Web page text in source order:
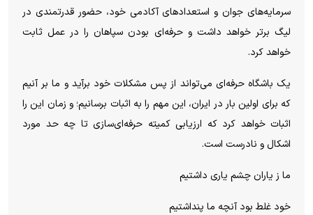
سرمایه‌های جوان و استعداد‌های آکادمی خود، حضور قدرتمندی در
لیگ برتر خواهد داشت و حرفه‌ای بودن سپاهان را در عمل ثابت
خواهد کرد.
یک باشگاه حرفه‌ای می‌تواند از پس مشکلات خود برآید و ما بر آنیم
که برای اولین بار در ایران، این مهم را به اثبات برسانیم؛ و زمان این را
اثبات خواهد کرد که ارزیابی کمیته حرفه‌ای‌سازی تا چه حد مورد
اشکال و نادرست است.
ما ز یاران چشم یاری داشتیم
خود غلط بود آنچه ما پنداشتیم